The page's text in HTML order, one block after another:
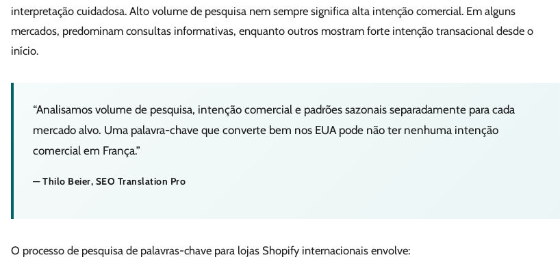
interpretação cuidadosa. Alto volume de pesquisa nem sempre significa alta intenção comercial. Em alguns
mercados, predominam consultas informativas, enquanto outros mostram forte intenção transacional desde o
início.
“Analisamos volume de pesquisa, intenção comercial e padrões sazonais separadamente para cada
mercado alvo. Uma palavra-chave que converte bem nos EUA pode não ter nenhuma intenção
comercial em França.”
— Thilo Beier, SEO Translation Pro
O processo de pesquisa de palavras-chave para lojas Shopify internacionais envolve: